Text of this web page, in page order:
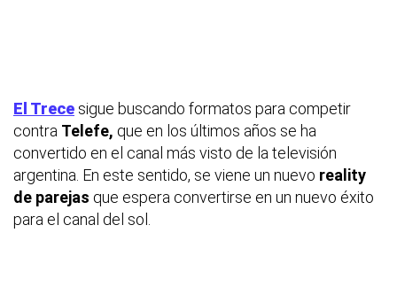
El Trece sigue buscando formatos para competir
contra Telefe, que en los últimos años se ha
convertido en el canal más visto de la televisión
argentina. En este sentido, se viene un nuevo reality
de parejas que espera convertirse en un nuevo éxito
para el canal del sol.